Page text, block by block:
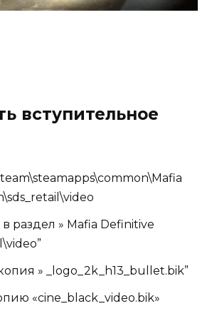
вступительное
раздел » Mafia Definitive
» _logo_2k_h13_bullet.bik”
«cine_black_video.bik»